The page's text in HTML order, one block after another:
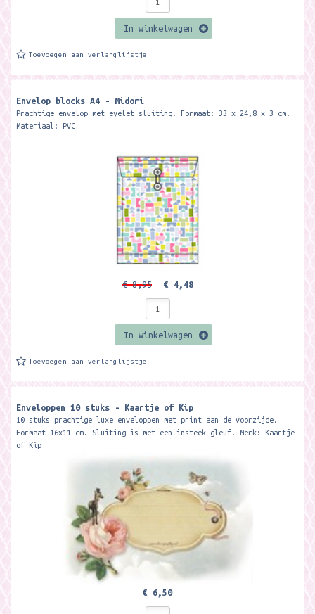
In winkelwagen
Toevoegen aan verlanglijstje
Envelop blocks A4 - Midori
Prachtige envelop met eyelet sluiting. Formaat: 33 x 24,8 x 3 cm.
Materiaal: PVC
€ 8,95 € 4,48
In winkelwagen
Toevoegen aan verlanglijstje
Enveloppen 10 stuks - Kaartje of Kip
10 stuks prachtige luxe enveloppen met print aan de voorzijde.
Formaat 16x11 cm. Sluiting is met een insteek-gleuf. Merk: Kaartje
of Kip
€ 6,50